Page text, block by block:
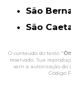
São
São
O conteúdo do texto "
reservado. Sua
sem a autorização do
Código